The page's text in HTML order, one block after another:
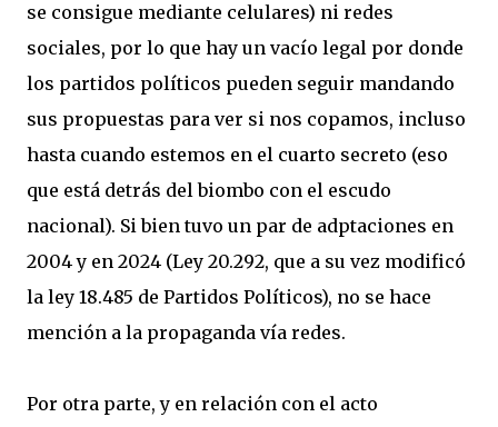
se consigue mediante celulares) ni redes
sociales, por lo que hay un vacío legal por donde
los partidos políticos pueden seguir mandando
sus propuestas para ver si nos copamos, incluso
hasta cuando estemos en el cuarto secreto (eso
que está detrás del biombo con el escudo
nacional). Si bien tuvo un par de adptaciones en
2004 y en 2024 (Ley 20.292, que a su vez modificó
la ley 18.485 de Partidos Políticos), no se hace
mención a la propaganda vía redes.
Por otra parte, y en relación con el acto